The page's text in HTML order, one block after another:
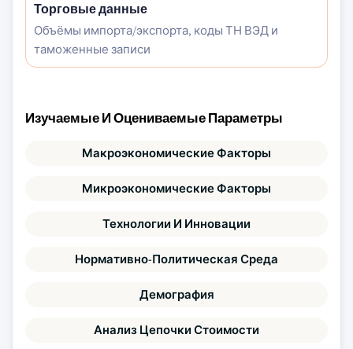
Торговые данные
Объёмы импорта/экспорта, коды ТН ВЭД и
таможенные записи
Изучаемые И Оцениваемые Параметры
Макроэкономические Факторы
Микроэкономические Факторы
Технологии И Инновации
Нормативно-Политическая Среда
Демография
Анализ Цепочки Стоимости